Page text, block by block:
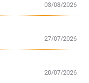
03/08/2026
27/07/2026
20/07/2026